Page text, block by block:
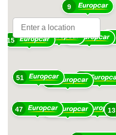
20
18 13
34
3
21
34
29
51
9
47
15